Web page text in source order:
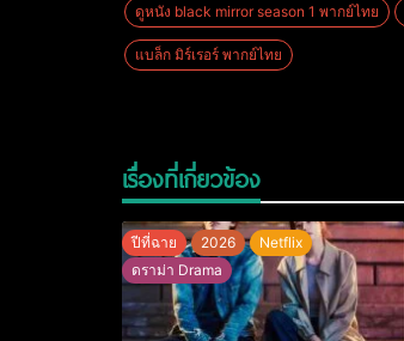
ดูหนัง black mirror season 1 พากย์ไทย
แบล็ก มิร์เรอร์ พากย์ไทย
เรื่องที่เกี่ยวข้อง
ปีที่ฉาย 2026
Netflix
ดราม่า Drama